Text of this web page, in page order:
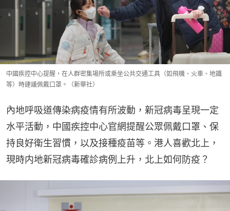
中國疾控中心提醒，在人群密集場所或乘坐公共交通工具（如飛機、火車、地鐵
等）時建議佩戴口罩。（新華社）
內地呼吸道傳染病疫情有所波動，新冠病毒呈現一定
水平活動，中國疾控中心官網提醒公眾佩戴口罩、保
持良好衛生習慣，以及接種疫苗等。港人喜歡北上，
現時内地新冠病毒確診病例上升，北上如何防疫？